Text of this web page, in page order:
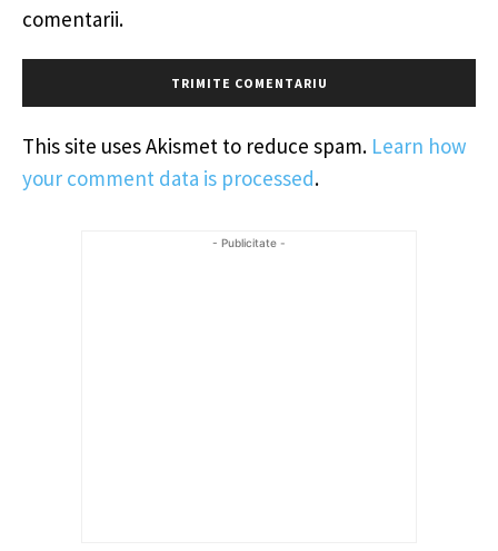
comentarii.
This site uses Akismet to reduce spam. Learn how
your comment data is processed.
- Publicitate -